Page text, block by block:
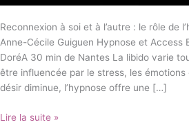
Reconnexion à soi et à l’autre : le rôle de
Anne-Cécile Guiguen Hypnose et Access
DoréA 30 min de Nantes La libido varie
être influencée par le stress, les émotions
désir diminue, l’hypnose offre une […]
Lire la suite »